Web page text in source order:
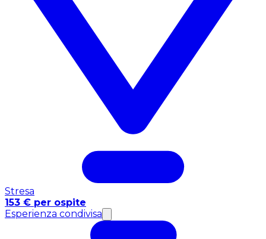
Stresa
153 € per ospite
Esperienza condivisa